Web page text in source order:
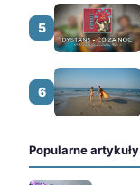
5
6
Popularne artykuły